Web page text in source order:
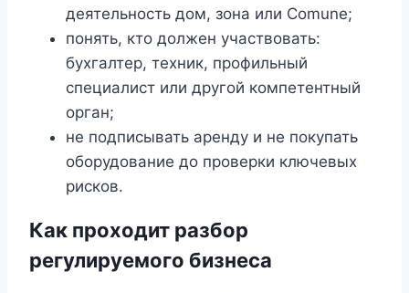
деятельность дом, зона или Comune;
понять, кто должен участвовать:
бухгалтер, техник, профильный
специалист или другой компетентный
орган;
не подписывать аренду и не покупать
оборудование до проверки ключевых
рисков.
Как проходит разбор
регулируемого бизнеса